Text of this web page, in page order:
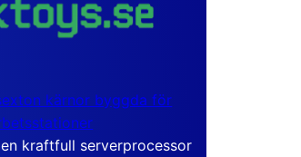
kärnor byggda för
kraftfull serverprocessor